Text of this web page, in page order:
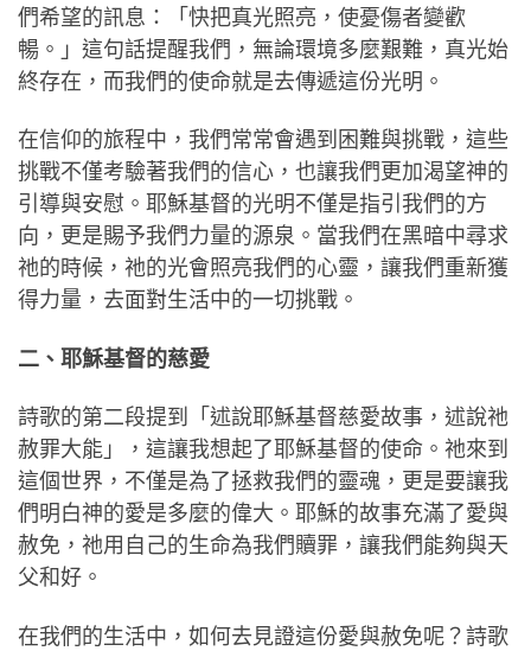
們希望的訊息：「快把真光照亮，使憂傷者變歡
暢。」這句話提醒我們，無論環境多麼艱難，真光始
終存在，而我們的使命就是去傳遞這份光明。
在信仰的旅程中，我們常常會遇到困難與挑戰，這些
挑戰不僅考驗著我們的信心，也讓我們更加渴望神的
引導與安慰。耶穌基督的光明不僅是指引我們的方
向，更是賜予我們力量的源泉。當我們在黑暗中尋求
祂的時候，祂的光會照亮我們的心靈，讓我們重新獲
得力量，去面對生活中的一切挑戰。
二、耶穌基督的慈愛
詩歌的第二段提到「述說耶穌基督慈愛故事，述說祂
赦罪大能」，這讓我想起了耶穌基督的使命。祂來到
這個世界，不僅是為了拯救我們的靈魂，更是要讓我
們明白神的愛是多麼的偉大。耶穌的故事充滿了愛與
赦免，祂用自己的生命為我們贖罪，讓我們能夠與天
父和好。
在我們的生活中，如何去見證這份愛與赦免呢？詩歌